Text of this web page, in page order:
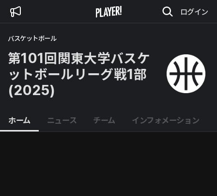
ログイン
バスケットボール
第101回関東大学バスケ
ットボールリーグ戦1部
(2025)
ホーム ニュース チーム インフォメーション